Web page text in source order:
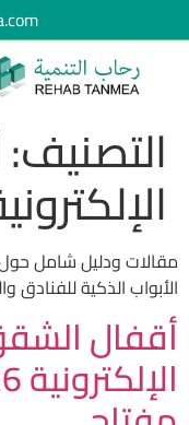
التصنيف:
مقالات ودليل شامل حول
الأبواب الذكية للفنادق
أقفال